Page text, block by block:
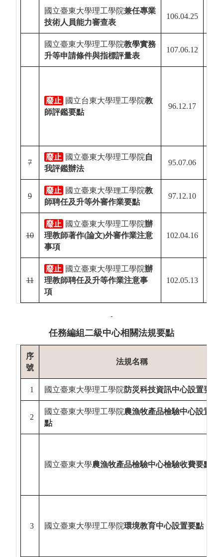
國立臺東大學理工學院兼任專業
技術人員能力審查表
106.04.25
國立臺東大學理工學院教學實務
升等申請條件與指標評量表
107.06.12
廢止 國立台東大學理工學院教
師評鑑要點
96.12.17
7
廢止 國立臺東大學理工學院自
我評鑑辦法
95.07.06
9
廢止 國立臺東大學理工學院教
師聘任及升等外審作業要點
97.12.10
10
廢止 國立臺東大學理工學院辦
理教師著作(論文)外審作業注意
事項
102.04.16
11
廢止 國立臺東大學理工學院辦
理教師聘任及升等作業注意事
項
102.05.13
-
任務編組二級中心相關法規要點
序
號
法規名稱
1 國立臺東大學理工學院 防災科技資訊中心設置要點
2
國立臺東大學理工學院農漁牧產品檢驗中心設置要
點
國立臺東大學農漁牧產品檢驗中心檢驗收費要點
3 國立臺東大學理工學院環境教育中心設置要點